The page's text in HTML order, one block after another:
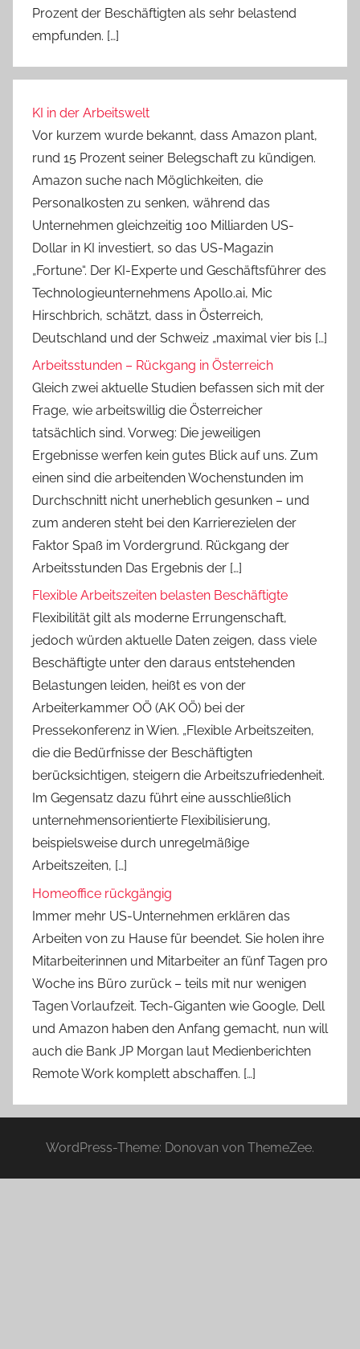
Prozent der Beschäftigten als sehr belastend
empfunden. […]
KI in der Arbeitswelt
Vor kurzem wurde bekannt, dass Amazon plant,
rund 15 Prozent seiner Belegschaft zu kündigen.
Amazon suche nach Möglichkeiten, die
Personalkosten zu senken, während das
Unternehmen gleichzeitig 100 Milliarden US-
Dollar in KI investiert, so das US-Magazin
„Fortune“. Der KI-Experte und Geschäftsführer des
Technologieunternehmens Apollo.ai, Mic
Hirschbrich, schätzt, dass in Österreich,
Deutschland und der Schweiz „maximal vier bis […]
Arbeitsstunden – Rückgang in Österreich
Gleich zwei aktuelle Studien befassen sich mit der
Frage, wie arbeitswillig die Österreicher
tatsächlich sind. Vorweg: Die jeweiligen
Ergebnisse werfen kein gutes Blick auf uns. Zum
einen sind die arbeitenden Wochenstunden im
Durchschnitt nicht unerheblich gesunken – und
zum anderen steht bei den Karrierezielen der
Faktor Spaß im Vordergrund. Rückgang der
Arbeitsstunden Das Ergebnis der […]
Flexible Arbeitszeiten belasten Beschäftigte
Flexibilität gilt als moderne Errungenschaft,
jedoch würden aktuelle Daten zeigen, dass viele
Beschäftigte unter den daraus entstehenden
Belastungen leiden, heißt es von der
Arbeiterkammer OÖ (AK OÖ) bei der
Pressekonferenz in Wien. „Flexible Arbeitszeiten,
die die Bedürfnisse der Beschäftigten
berücksichtigen, steigern die Arbeitszufriedenheit.
Im Gegensatz dazu führt eine ausschließlich
unternehmensorientierte Flexibilisierung,
beispielsweise durch unregelmäßige
Arbeitszeiten, […]
Homeoffice rückgängig
Immer mehr US-Unternehmen erklären das
Arbeiten von zu Hause für beendet. Sie holen ihre
Mitarbeiterinnen und Mitarbeiter an fünf Tagen pro
Woche ins Büro zurück – teils mit nur wenigen
Tagen Vorlaufzeit. Tech-Giganten wie Google, Dell
und Amazon haben den Anfang gemacht, nun will
auch die Bank JP Morgan laut Medienberichten
Remote Work komplett abschaffen. […]
WordPress-Theme: Donovan von ThemeZee.